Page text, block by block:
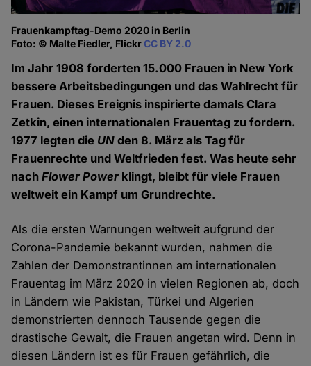
Frauenkampftag-Demo 2020 in Berlin
Foto: © Malte Fiedler, FlickrCC BY 2.0
Im Jahr 1908 forderten 15.000 Frauen in New York
bessere Arbeitsbedingungen und das Wahlrecht für
Frauen. Dieses Ereignis inspirierte damals Clara
Zetkin, einen internationalen Frauentag zu fordern.
1977 legten die UN den 8. März als Tag für
Frauenrechte und Weltfrieden fest. Was heute sehr
nachFlower Power klingt, bleibt für viele Frauen
weltweit ein Kampf um Grundrechte.
Als die ersten Warnungen weltweit aufgrund der
Corona-Pandemie bekannt wurden, nahmen die
Zahlen der Demonstrantinnen am internationalen
Frauentag im März 2020 in vielen Regionen ab, doch
in Ländern wie Pakistan, Türkei und Algerien
demonstrierten dennoch Tausende gegen die
drastische Gewalt, die Frauen angetan wird. Denn in
diesen Ländern ist es für Frauen gefährlich, die